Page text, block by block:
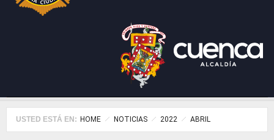
USTED ESTÁ EN: HOME NOTICIAS 2022 ABRIL